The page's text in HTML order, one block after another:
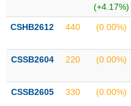
(+4.17%)
CSHB2612 440 (0.00%)
CSSB2604 220 (0.00%)
CSSB2605 330 (0.00%)
VỤ
THÔNG